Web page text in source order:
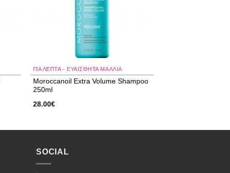
ΓΙΑ ΛΕΠΤΆ - ΕΥΑΊΣΘΗΤΑ ΜΑΛΛΙΆ
Moroccanoil Extra Volume Shampoo
250ml
28.00€
SOCIAL